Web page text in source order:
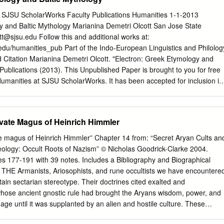
cultures. The other bibliographicessays discuss sources for
the mythologies of West Asianpeoples (Mesopotamian, Biblical,
East Asian mythologies, European mythologies, American
and South American), African mythologies, and the
Australia.An appendix on contemporary mythology--mainly
range of works that examine the beliefs, traditions, and dreams
spectator .sports, politics,
ScholarWorks Faculty Publications Humanities 1-1-2013
and Baltic Mythology Marianina Demetri Olcott San Jose State
Follow this and additional works at:
humanities_pub Part of the Indo-European Linguistics and
Marianina Demetri Olcott. "Electron: Greek Etymology and
(2013). This Unpublished Paper is brought to you for free
at SJSU ScholarWorks. It has been accepted for inclusion in
The fossilized mineral amber or the alloy of gold and silver?
in our earliest Greek texts. Because the so-called Mycenaean
inhabitants of the Greek mainland, were a metal producing
not indigenous to this area, one might assume that the Greek word
metal alloy, but this is by no means certain. How, for example, did
used for the substance amber? A second problem is the precise
difficulty of the problem is reflected in the fact that in several of our
in the Greek writers, Hesiod and Homer, either meaning could apply
Magus of Heinrich Himmler
magus of Heinrich Himmler” Chapter 14 from: “Secret Aryan Cults
Occult Roots of Nazism” © Nicholas Goodrick-Clarke 2004.
177-191 with 39 notes. Includes a Bibliography and Biographical
Armanists, Ariosophists, and rune occultists we have
sectarian stereotype. Their doctrines cited exalted and
ancient gnostic rule had brought the Aryans wisdom, power, and
until it was supplanted by an alien and hostile culture. These